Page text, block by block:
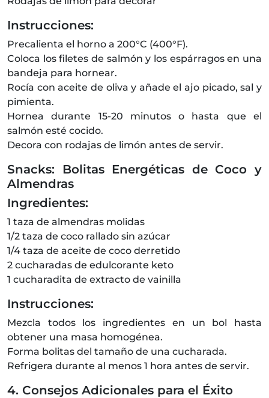
Instrucciones:
Precalienta el horno a 200°C (400°F).
Coloca los filetes de salmón y los espárragos en una
bandeja para hornear.
Rocía con aceite de oliva y añade el ajo picado, sal y
pimienta.
Hornea durante 15-20 minutos o hasta que el
salmón esté cocido.
Decora con rodajas de limón antes de servir.
Snacks: Bolitas Energéticas de Coco y
Almendras
Ingredientes:
1 taza de almendras molidas
1/2 taza de coco rallado sin azúcar
1/4 taza de aceite de coco derretido
2 cucharadas de edulcorante keto
1 cucharadita de extracto de vainilla
Instrucciones:
Mezcla todos los ingredientes en un bol hasta
obtener una masa homogénea.
Forma bolitas del tamaño de una cucharada.
Refrigera durante al menos 1 hora antes de servir.
4. Consejos Adicionales para el Éxito